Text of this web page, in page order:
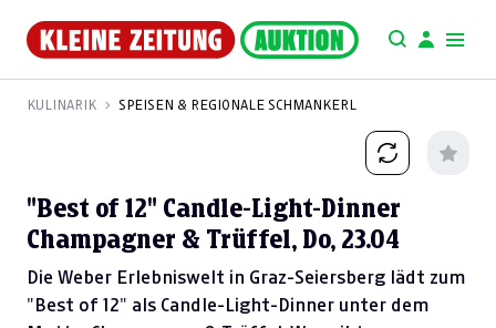
KULINARIK SPEISEN & REGIONALE SCHMANKERL
"Best of 12" Candle-Light-Dinner
Champagner & Trüffel, Do, 23.04
Die Weber Erlebniswelt in Graz-Seiersberg lädt zum
"Best of 12" als Candle-Light-Dinner unter dem